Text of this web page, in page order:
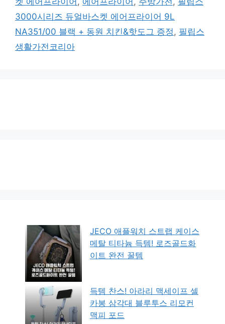
리
3000시리즈 듀얼바스켓 에어프라이어 9L
NA351/00 블랙 + 동원 치킨&핫도그 증정 , 필립스
생활가전코리아
JECO 애플워치 스트랩 케이스
메탈 티타늄 득템! 로즈골드화
이트 완전 꿀템
득템 찬스! 아라리 맥세이프 셀
카봉 삼각대 블루투스 리모컨
맥피 포드